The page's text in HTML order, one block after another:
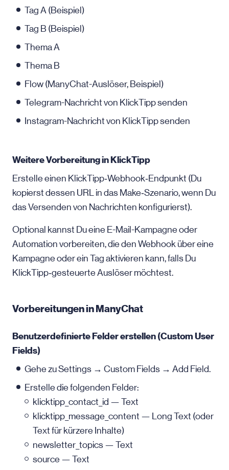
Tag A (Beispiel)
Tag B (Beispiel)
Thema A
Thema B
Flow (ManyChat-Auslöser, Beispiel)
Telegram-Nachricht von KlickTipp senden
Instagram-Nachricht von KlickTipp senden
Weitere Vorbereitung in KlickTipp
Erstelle einen KlickTipp‑Webhook‑Endpunkt (Du
kopierst dessen URL in das Make‑Szenario, wenn Du
das Versenden von Nachrichten konfigurierst).
Optional kannst Du eine E-Mail-Kampagne oder
Automation vorbereiten, die den Webhook über eine
Kampagne oder ein Tag aktivieren kann, falls Du
KlickTipp‑gesteuerte Auslöser möchtest.
Vorbereitungen in ManyChat
Benutzerdefinierte Felder erstellen (Custom User
Fields)
Gehe zu Settings → Custom Fields → Add Field.
Erstelle die folgenden Felder:
klicktipp_contact_id — Text
klicktipp_message_content — Long Text (oder
Text für kürzere Inhalte)
newsletter_topics — Text
source — Text